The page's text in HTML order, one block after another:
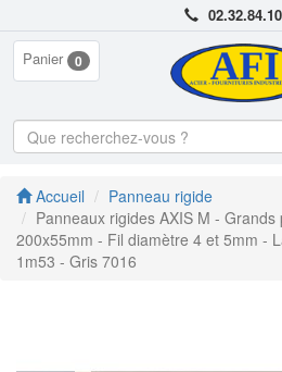
Panier 0
Accueil
Panneau rigide
Panneaux rigides AXIS M -
200x55mm - Fil diamètre 4 et 5mm -
1m53 - Gris 7016